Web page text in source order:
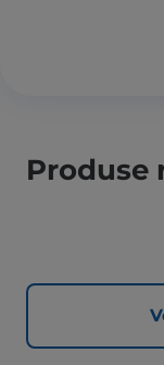
Produse